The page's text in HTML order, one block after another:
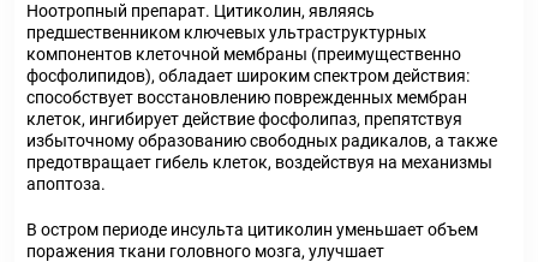
Ноотропный препарат. Цитиколин, являясь
предшественником ключевых ультраструктурных
компонентов клеточной мембраны (преимущественно
фосфолипидов), обладает широким спектром действия:
способствует восстановлению поврежденных мембран
клеток, ингибирует действие фосфолипаз, препятствуя
избыточному образованию свободных радикалов, а также
предотвращает гибель клеток, воздействуя на механизмы
апоптоза.
В остром периоде инсульта цитиколин уменьшает объем
поражения ткани головного мозга, улучшает